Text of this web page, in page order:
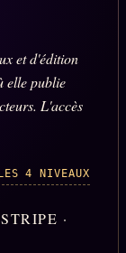
et d'édition
elle publie
L'accès
4 NIVEAUX
·